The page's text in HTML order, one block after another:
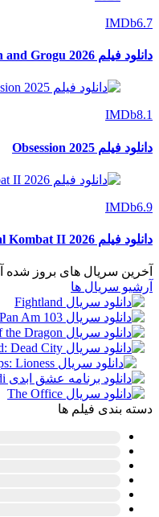
IMDb6.7
دانلود فیلم Star Wars: The Mandalorian and Grogu 2026
IMDb8.1
دانلود فیلم Obsession 2025
IMDb6.9
دانلود فیلم Mortal Kombat II 2026
آخرین سریال های بروز شده
آرشیو سریال ها
دسته بندی فیلم ها